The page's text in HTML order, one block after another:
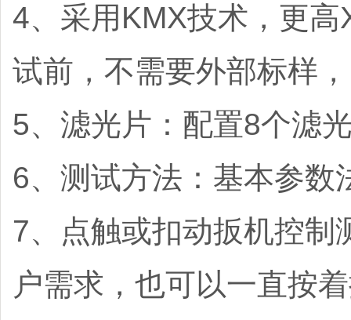
4、采用KMX技术，更
试前，不需要外部标样
5、滤光片：配置8个滤
6、测试方法：基本参数
7、点触或扣动扳机控制
户需求，也可以一直按